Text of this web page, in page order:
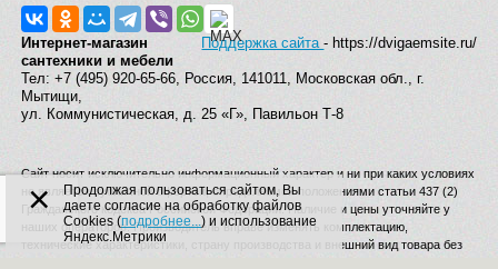
Поддержка сайта- https://dvigaemsite.ru/
Интернет-магазин
сантехники и мебели
Тел: +7 (495) 920-65-66, Россия, 141011, Московская обл., г.
Мытищи,
ул. Коммунистическая, д. 25 «Г», Павильон Т-8
Сайт носит исключительно информационный характер и ни при каких условиях
не является публичной офертой, определяемой положениями статьи 437 (2)
Гражданского кодекса Российской Федерации. Наличие и цены уточняйте у
наших операторов. Производитель вправе изменять комплектацию,
технические характеристики, страну производства и внешний вид товара без
×
Продолжая пользоваться сайтом, Вы
даете согласие на обработку файлов
Cookies (подробнее...) и использование
Яндекс.Метрики